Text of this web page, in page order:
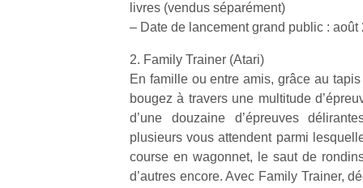
livres (vendus séparément)
– Date de lancement grand public : août
2. Family Trainer (Atari)
En famille ou entre amis, grâce au
bougez à travers une multitude
d’une douzaine d’épreuves
plusieurs vous attendent parmi
course en wagonnet, le saut de
d’autres encore. Avec Family Trainer,